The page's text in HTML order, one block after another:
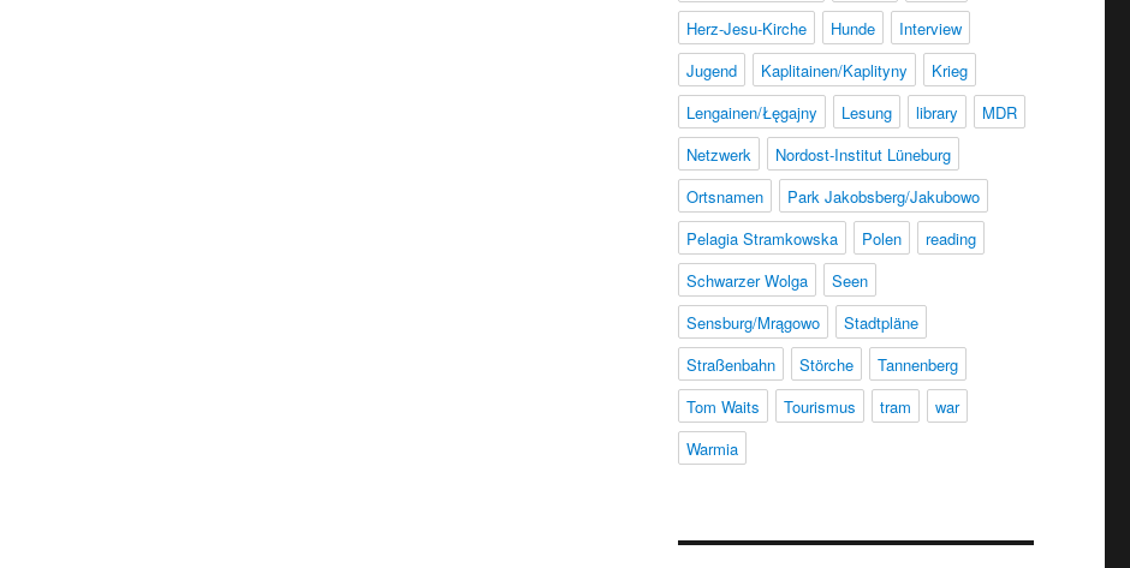
Herz-Jesu-Kirche
Hunde
Interview
Jugend
Kaplitainen/Kaplityny
Krieg
Lengainen/Łęgajny
Lesung library
MDR
Netzwerk
Nordost-Institut Lüneburg
Ortsnamen
Park Jakobsberg/Jakubowo
Pelagia Stramkowska
Polen
reading
Schwarzer Wolga
Seen
Sensburg/Mrągowo
Stadtpläne
Straßenbahn
Störche
Tannenberg
Tom Waits
Tourismus tram
war
Warmia